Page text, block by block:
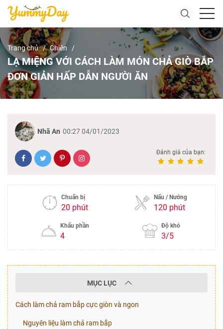
Trang chủ Chiên
LẠ MIỆNG VỚI CÁCH LÀM MÓN CHẢ GIÒ BẮP
ĐƠN GIẢN HẤP DẪN NGƯỜI ĂN
Nhã An 00:27 04/01/2023
Đánh giá của bạn:
Chuẩn bị
20 phút
Nấu / Nướng
120 phút
Khẩu phần
4
Độ khó
3/5
MỤC LỤC
Cách làm chả ram bắp cực giòn và ngon
Nguyên liệu làm chả ram bắp